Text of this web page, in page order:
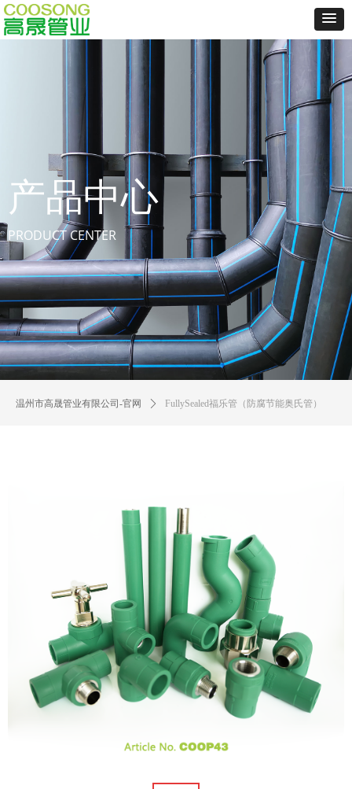
温州市高晟管业有限公司-官网 ꄲ FullySealed福乐管（防腐节能奥氏管）
产品中心
PRODUCT CENTER